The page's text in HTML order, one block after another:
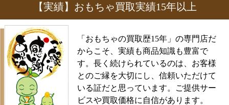
【実績】おもちゃ買取実績15年以上
「おもちゃの買取歴15年」の専門店だ
からこそ、実績も商品知識も豊富で
す。長く続けられているのは、お客様
とのご縁を大切にし、信頼いただけて
いる証だと思っています。ご提供サー
ビスや買取価格に自信があります。